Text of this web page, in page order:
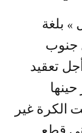
» بلغة
جنوب
أجل تعقيد
الكرة غير